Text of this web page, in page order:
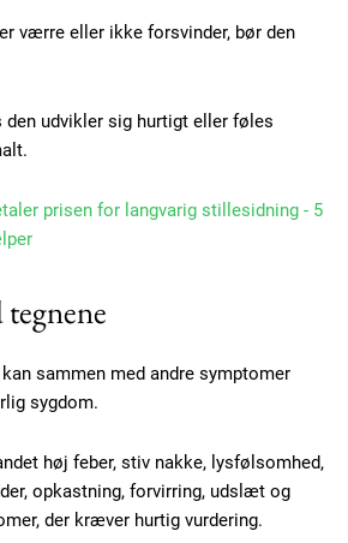
værre eller ikke forsvinder, bør den
udvikler sig hurtigt eller føles
prisen for langvarig stillesidning - 5
sammen med andre symptomer
sygdom.
høj feber, stiv nakke, lysfølsomhed,
opkastning, forvirring, udslæt og
der kræver hurtig vurdering.